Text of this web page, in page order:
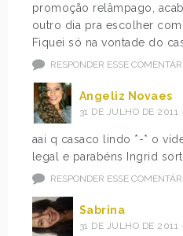
promoção relâmpago,
outro dia pra escolher com
Fiquei só na vontade do
RESPONDER ESSE
Angeliz Novaes
31 DE JULHO DE 2011
aai q casaco lindo *-* o
legal e parabéns Ingrid
RESPONDER ESSE
Sabrina
31 DE JULHO DE 2011